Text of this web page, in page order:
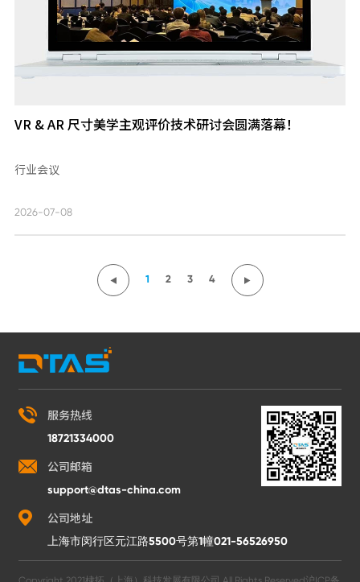
VR & AR 尺寸美学主观评价技术研讨会圆满落幕！
行业会议
2026-07-08
1 2 3 4
服务热线
18721334000
公司邮箱
support@dtas-china.com
公司地址
上海市闵行区元江路5500号第1幢021-56526950